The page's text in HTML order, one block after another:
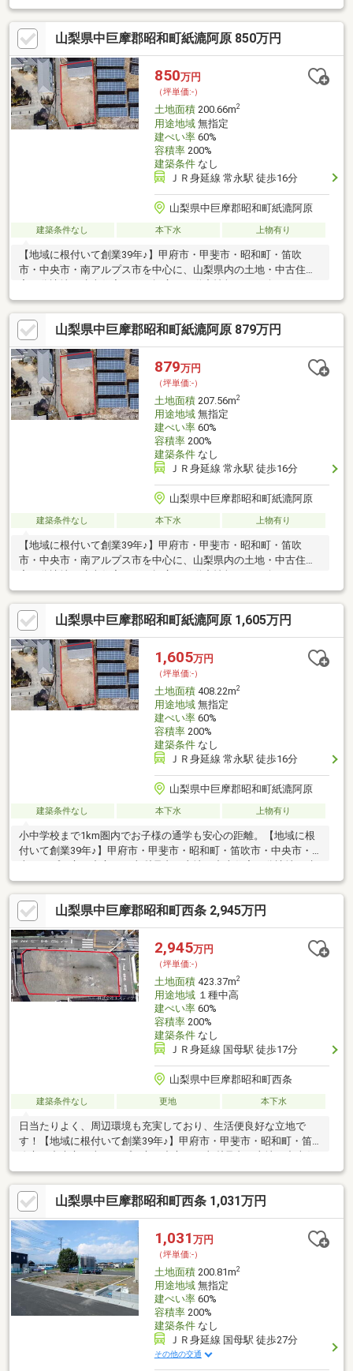
山梨県中巨摩郡昭和町紙漉阿原 850万円
850万円
（坪単価:-）
土地面積200.66m2
用途地域無指定
建ぺい率60%
容積率200%
建築条件なし
ＪＲ身延線 常永駅 徒歩16分
山梨県中巨摩郡昭和町紙漉阿原
建築条件なし 本下水 上物有り
【地域に根付いて創業39年♪】甲府市・甲斐市・昭和町・笛吹
市・中央市・南アルプス市を中心に、山梨県内の土地・中古住
宅・分譲地・建売住宅など、幅広い不動産情報をご紹介しており
ます。「家を買いたい」「土地を探したい」「住み替えたい」な
ど、住まいのことならお気軽にご相談ください。地域密着ならで
はの情報力と経験を活かし、土地探しから新築・リフォーム、住
宅ローンのご相談まで丁寧にサポートいたします。実際に現地を
ご覧いただくことで、陽当たりや周辺環境など、写真だけでは伝
わらない魅力も感じていただけます。ご内見をご希望の際は、お
気軽にお問い合わせください。お問い合わせ先：055-222-6405
山梨県中巨摩郡昭和町紙漉阿原 879万円
879万円
（坪単価:-）
土地面積207.56m2
用途地域無指定
建ぺい率60%
容積率200%
建築条件なし
ＪＲ身延線 常永駅 徒歩16分
山梨県中巨摩郡昭和町紙漉阿原
建築条件なし 本下水 上物有り
【地域に根付いて創業39年♪】甲府市・甲斐市・昭和町・笛吹
市・中央市・南アルプス市を中心に、山梨県内の土地・中古住
ます。「家を買いたい」「土地を探したい」「住み替えたい」な
ど、住まいのことならお気軽にご相談ください。地域密着ならで
はの情報力と経験を活かし、土地探しから新築・リフォーム、住
宅ローンのご相談まで丁寧にサポートいたします。実際に現地を
ご覧いただくことで、陽当たりや周辺環境など、写真だけでは伝
わらない魅力も感じていただけます。ご内見をご希望の際は、お
気軽にお問い合わせください。
山梨県中巨摩郡昭和町紙漉阿原 1,605万円
1,605万円
（坪単価:-）
土地面積408.22m2
用途地域無指定
建ぺい率60%
容積率200%
建築条件なし
ＪＲ身延線 常永駅 徒歩16分
山梨県中巨摩郡昭和町紙漉阿原
建築条件なし 本下水 上物有り
小中学校まで1km圏内でお子様の通学も安心の距離。【地域に根
付いて創業39年♪】甲府市・甲斐市・昭和町・笛吹市・中央市・
売住宅など、幅広い不動産情報をご紹介しております。「家を買
いたい」「土地を探したい」「住み替えたい」など、住まいのこ
とならお気軽にご相談ください。地域密着ならではの情報力と経
験を活かし、土地探しから新築・リフォーム、住宅ローンのご相
談まで丁寧にサポートいたします。実際に現地をご覧いただくこ
とで、陽当たりや周辺環境など、写真だけでは伝わらない魅力も
感じていただけます。
山梨県中巨摩郡昭和町西条 2,945万円
2,945万円
（坪単価:-）
土地面積423.37m2
用途地域１種中高
建ぺい率60%
容積率200%
建築条件なし
ＪＲ身延線 国母駅 徒歩17分
山梨県中巨摩郡昭和町西条
建築条件なし 更地 本下水
日当たりよく、周辺環境も充実しており、生活便良好な立地で
す！【地域に根付いて創業39年♪】甲府市・甲斐市・昭和町・笛
宅・分譲地・建売住宅など、幅広い不動産情報をご紹介しており
ます。「家を買いたい」「土地を探したい」「住み替えたい」な
ど、住まいのことならお気軽にご相談ください。地域密着ならで
はの情報力と経験を活かし、土地探しから新築・リフォーム、住
宅ローンのご相談まで丁寧にサポートいたします。実際に現地を
ご覧いただくことで、陽当たりや周辺環境など、写真だけでは伝
わらない魅力も感じていただけます。
山梨県中巨摩郡昭和町西条 1,031万円
1,031 万円
（坪単価:-）
土地面積200.81m2
用途地域無指定
建ぺい率60%
容積率200%
建築条件なし
ＪＲ身延線 国母駅 徒歩27分
その他の交通